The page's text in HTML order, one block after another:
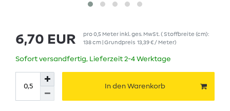
6,70 EUR pro0,5 Meter inkl. ges. MwSt.( Stoffbreite (cm):
138 cm | Grundpreis 13,39 € / Meter)
Sofort versandfertig, Lieferzeit 2-4 Werktage
In den Warenkorb